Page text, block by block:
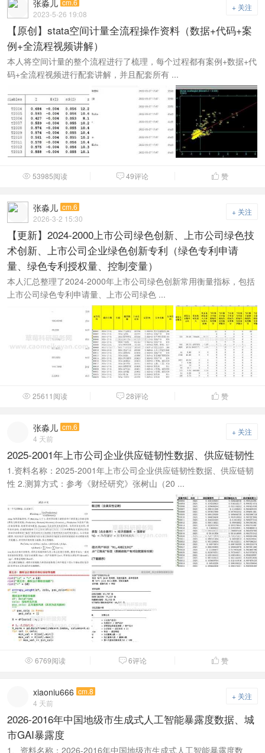
+ 关注
张淼儿 cm.6
2023-5-26 19:08
【原创】stata空间计量全流程操作资料（数据+代码+案
例+全流程视频讲解）
本人将空间计量的整个流程进行了梳理，每个过程都有案例+数据+代
码+全流程视频进行配套讲解，并且配套所有 ...
 53985阅读  49评论  赞
+ 关注
张淼儿 cm.6
2026-3-2 15:30
【更新】2024-2000上市公司绿色创新、上市公司绿色技
术创新、上市公司企业绿色创新专利（绿色专利申请
量、绿色专利授权量、控制变量）
本人汇总整理了2024-2000年上市公司绿色创新常用衡量指标，包括
上市公司绿色专利申请量、上市公司绿色 ...
 25611阅读  28评论  赞
+ 关注
张淼儿 cm.6
4 天前
2025-2001年上市公司企业供应链韧性数据、供应链韧性
1.资料名称：2025-2001年上市公司企业供应链韧性数据、供应链韧
性 2.测算方式：参考《财经研究》张树山（20 ...
 6769阅读  6评论  赞
+ 关注
xiaoniu666 cm.8
4 天前
2026-2016年中国地级市生成式人工智能暴露度数据、城
市GAI暴露度
1、资料名称：2026-2016年中国地级市生成式人工智能暴露度数